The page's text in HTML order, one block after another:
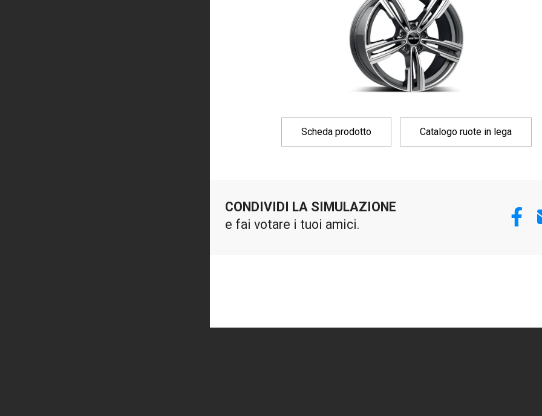
Scheda prodotto Catalogo ruote in lega
CONDIVIDI LA SIMULAZIONE
e fai votare i tuoi amici.